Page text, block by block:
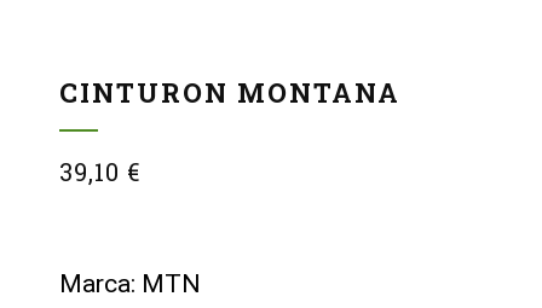
CINTURON MONTANA
39,10 €
Marca: MTN